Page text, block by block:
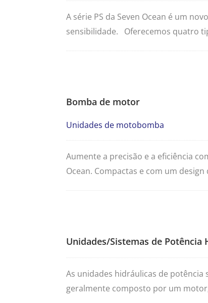
A série PS da Seven Ocean é um
sensibilidade. Oferecemos quatro
Bomba de motor
Unidades de motobomba
Aumente a precisão e a eficiência
Ocean. Compactas e com um
Unidades/Sistemas de Potência
As unidades hidráulicas de
geralmente composto por um